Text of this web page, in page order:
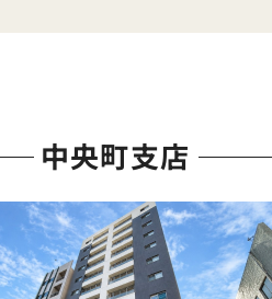
中央町支店